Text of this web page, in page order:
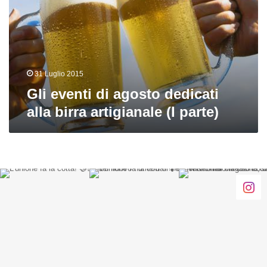
dedicati
alla
birra
artigianale
(I
parte)
31 Luglio 2015
Gli eventi di agosto dedicati
alla birra artigianale (I parte)